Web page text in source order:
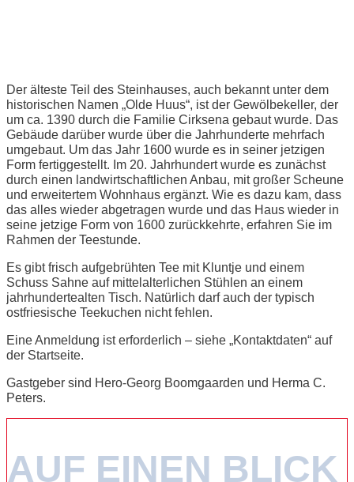
Der älteste Teil des Steinhauses, auch bekannt unter dem
historischen Namen „Olde Huus“, ist der Gewölbekeller, der
um ca. 1390 durch die Familie Cirksena gebaut wurde. Das
Gebäude darüber wurde über die Jahrhunderte mehrfach
umgebaut. Um das Jahr 1600 wurde es in seiner jetzigen
Form fertiggestellt. Im 20. Jahrhundert wurde es zunächst
durch einen landwirtschaftlichen Anbau, mit großer Scheune
und erweitertem Wohnhaus ergänzt. Wie es dazu kam, dass
das alles wieder abgetragen wurde und das Haus wieder in
seine jetzige Form von 1600 zurückkehrte, erfahren Sie im
Rahmen der Teestunde.
Es gibt frisch aufgebrühten Tee mit Kluntje und einem
Schuss Sahne auf mittelalterlichen Stühlen an einem
jahrhundertealten Tisch. Natürlich darf auch der typisch
ostfriesische Teekuchen nicht fehlen.
Eine Anmeldung ist erforderlich – siehe „Kontaktdaten“ auf
der Startseite.
Gastgeber sind Hero-Georg Boomgaarden und Herma C.
Peters.
AUF EINEN BLICK